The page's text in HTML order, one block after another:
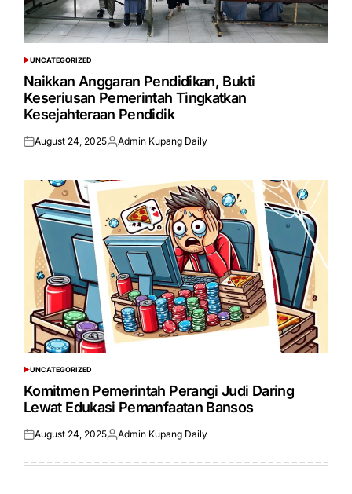
POSTED
IN
UNCATEGORIZED
Naikkan Anggaran Pendidikan, Bukti
Keseriusan Pemerintah Tingkatkan
Kesejahteraan Pendidik
Posted
August 24, 2025Posted
Admin Kupang Daily
POSTED
IN
UNCATEGORIZED
Komitmen Pemerintah Perangi Judi Daring
Lewat Edukasi Pemanfaatan Bansos
Posted
August 24, 2025Posted
Admin Kupang Daily